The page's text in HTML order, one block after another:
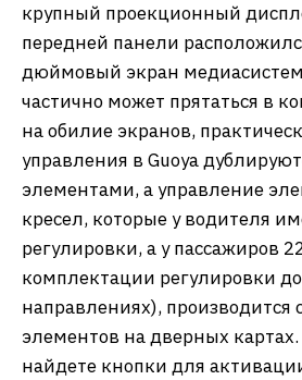
крупный проекционный
передней панели
дюймовый экран
частично может прятаться в
на обилие экранов,
управления в Guoya
элементами, а управление
кресел, которые у водителя
регулировки, а у пассажиров
комплектации регулировки
направлениях), производится
элементов на дверных
найдете кнопки для